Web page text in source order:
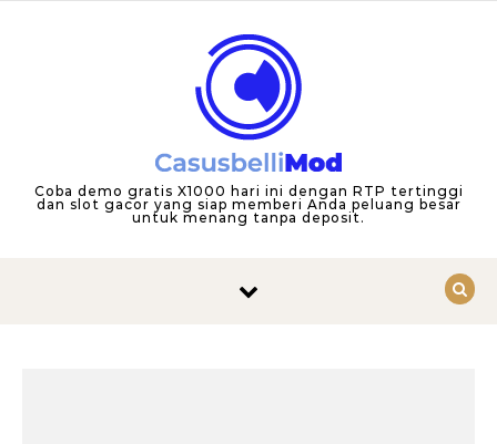
Coba demo gratis X1000 hari ini dengan RTP tertinggi
dan slot gacor yang siap memberi Anda peluang besar
untuk menang tanpa deposit.